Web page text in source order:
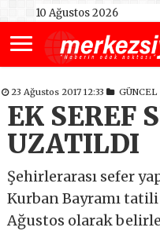
10 Ağustos 2026
23 Ağustos 2017 12:33 GÜNCEL
EK SEREF
UZATILDI
Şehirlerarası sefer
Kurban Bayramı tatili
Ağustos olarak